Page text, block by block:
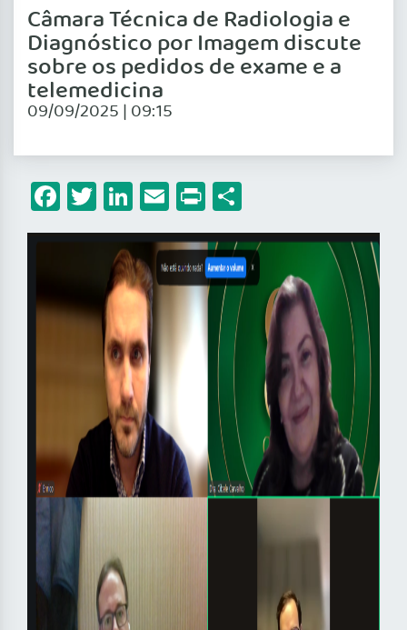
Câmara Técnica de Radiologia e
Diagnóstico por Imagem discute
sobre os pedidos de exame e a
telemedicina
09/09/2025 | 09:15
Facebook
Twitter
LinkedIn
Email
Print